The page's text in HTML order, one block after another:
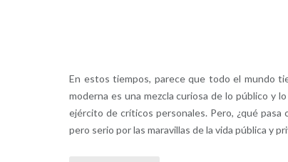
En estos tiempos, parece que todo el mundo
moderna es una mezcla curiosa de lo público y
ejército de críticos personales. Pero, ¿qué pasa
pero serio por las maravillas de la vida pública y